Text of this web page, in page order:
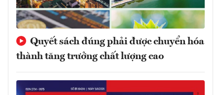
Quyết sách đúng phải được chuyển hóa
thành tăng trưởng chất lượng cao